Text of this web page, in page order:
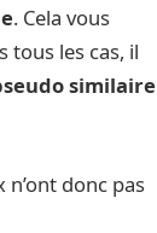
. Cela vous
tous les cas, il
similaire
n’ont donc pas